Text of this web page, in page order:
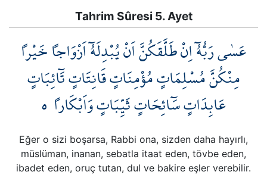
Tahrim Sûresi 5. Ayet
عَسٰى رَبُّهُٓ اِنْ طَلَّقَكُنَّ اَنْ يُبْدِلَهُٓ اَزْوَاجاً خَيْراً
مِنْكُنَّ مُسْلِمَاتٍ مُؤْمِنَاتٍ قَانِتَاتٍ تَٓائِبَاتٍ
عَابِدَاتٍ سَٓائِحَاتٍ ثَيِّبَاتٍ وَاَبْكَاراً ٥
Eğer o sizi boşarsa, Rabbi ona, sizden daha hayırlı,
müslüman, inanan, sebatla itaat eden, tövbe eden,
ibadet eden, oruç tutan, dul ve bakire eşler verebilir.